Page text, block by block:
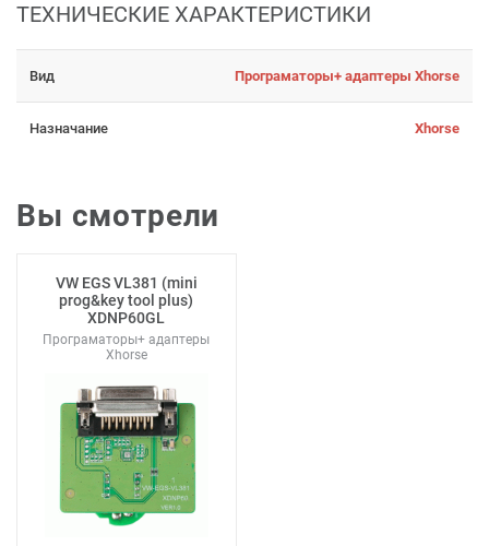
ТЕХНИЧЕСКИЕ ХАРАКТЕРИСТИКИ
Вид Програматоры+ адаптеры Xhorse
Назначание Xhorse
Вы смотрели
VW EGS VL381 (mini
prog&key tool plus)
XDNP60GL
Програматоры+ адаптеры
Xhorse